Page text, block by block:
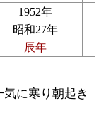
1952年
昭和27年
辰年
に寒り朝起き